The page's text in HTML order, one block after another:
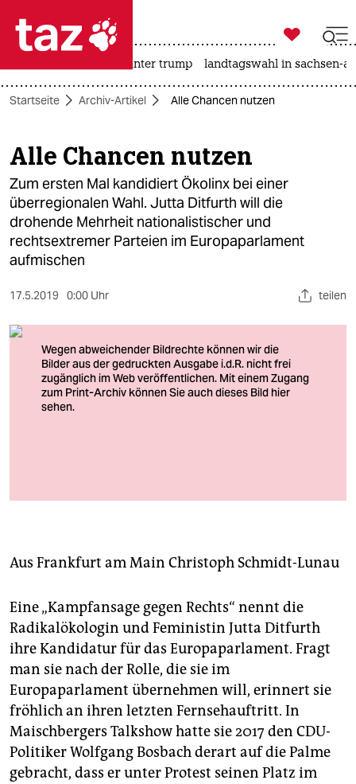
 taz zahl ich
taz zahl ich
themen
politik
öko
gesellschaft
kultur
sport
berlin
nord
verlag
shop
unterstützen
abo
genossenschaft
epaper login

taz zahl ich
usa unter trump landtagswahl in sachsen-
Startseite Archiv-Artikel Alle Chancen nutzen
Alle Chancen nutzen
Zum ersten Mal kandidiert Ökolinx bei einer
überregionalen Wahl. Jutta Ditfurth will die
drohende Mehrheit nationalistischer und
rechtsextremer Parteien im Europaparlament
aufmischen
17.5.2019 0:00 Uhr teilen
Aus Frankfurt am Main Christoph Schmidt-Lunau
Eine „Kampfansage gegen Rechts“ nennt die
Radikalökologin und Feministin Jutta Ditfurth
ihre Kandidatur für das Europaparlament. Fragt
man sie nach der Rolle, die sie im
Europaparlament übernehmen will, erinnert sie
fröhlich an ihren letzten Fernsehauftritt. In
Maischbergers Talkshow hatte sie 2017 den CDU-
Politiker Wolfgang Bosbach derart auf die Palme
gebracht, dass er unter Protest seinen Platz im